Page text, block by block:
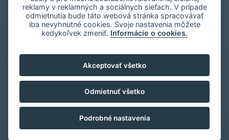
reklamy v reklamných a sociálnych sieťach. V prípade
odmietnutia bude táto webová stránka spracovávať
iba nevyhnutné cookies. Svoje nastavenia môžete
kedykoľvek zmeniť. Informácie o cookies.
Akceptovať všetko
Odmietnuť všetko
Podrobné nastavenia